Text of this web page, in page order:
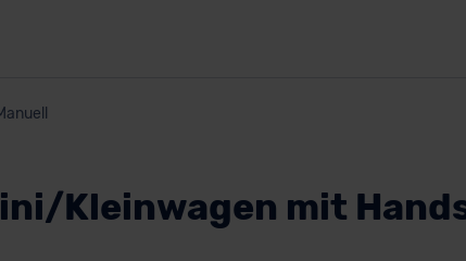
Kleinwagen mit